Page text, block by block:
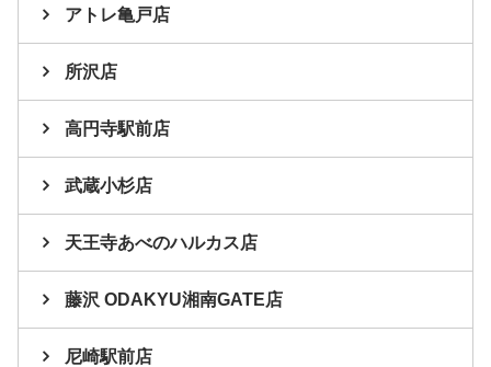
アトレ亀戸店
所沢店
高円寺駅前店
武蔵小杉店
天王寺あべのハルカス店
藤沢 ODAKYU湘南GATE店
尼崎駅前店